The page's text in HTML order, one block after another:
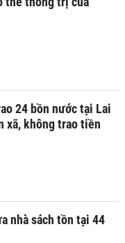
24 bồn nước tại Lai
xã, không trao tiền
nhà sách tồn tại 44